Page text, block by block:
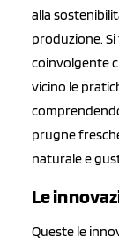
alla
produzione.
coinvolgente
vicino le
prugne
naturale e
Le
Queste le